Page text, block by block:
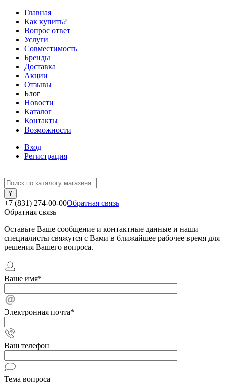
Главная
Как купить?
Вопрос ответ
Услуги
Совместимость
Бренды
Доставка
Акции
Отзывы
Блог
Новости
Каталог
Контакты
Возможности
Вход
Регистрация
+7 (831) 274-00-00Обратная связь
Обратная связь
Оставьте Ваше сообщение и контактные данные и наши
специалисты свяжутся с Вами в ближайшее рабочее время для
решения Вашего вопроса.
Ваше имя*
Электронная почта*
Ваш телефон
Тема вопроса